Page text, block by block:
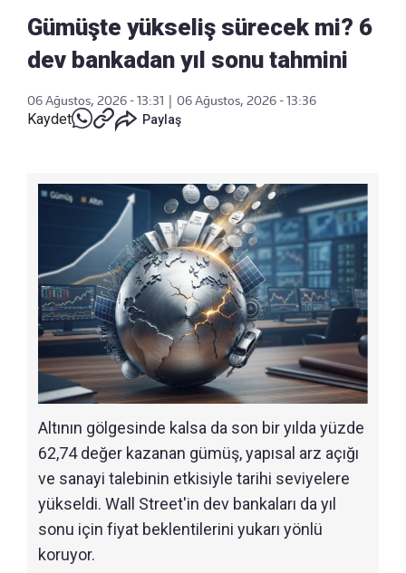
Gümüşte yükseliş sürecek mi? 6
dev bankadan yıl sonu tahmini
06 Ağustos, 2026 - 13:31 06 Ağustos, 2026 - 13:36
Kaydet Paylaş
Altının gölgesinde kalsa da son bir yılda yüzde
62,74 değer kazanan gümüş, yapısal arz açığı
ve sanayi talebinin etkisiyle tarihi seviyelere
yükseldi. Wall Street'in dev bankaları da yıl
sonu için fiyat beklentilerini yukarı yönlü
koruyor.